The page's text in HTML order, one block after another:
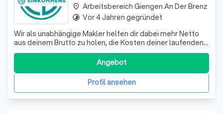
Wir als unabhängige Makler helfen dir dabei mehr Netto
aus deinem Brutto zu holen, die Kosten deiner laufenden
Verträge zu reduzieren und deine Rentenlücke zu
Profil ansehen
Angebot
place Arbeitsbereich Giengen An Der Brenz
timelapse Vor 4 Jahren gegründet